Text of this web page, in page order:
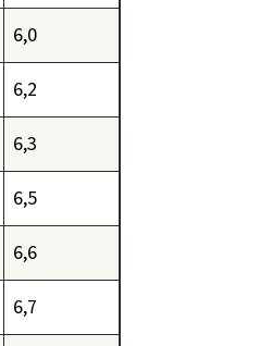
6,0
6,2
6,3
6,5
6,6
6,7